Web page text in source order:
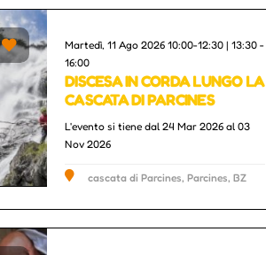
Martedì, 11 Ago 2026 10:00-12:30 | 13:30 -
16:00
DISCESA IN CORDA LUNGO LA
CASCATA DI PARCINES
L'evento si tiene dal 24 Mar 2026 al 03
Nov 2026
cascata di Parcines, Parcines, BZ